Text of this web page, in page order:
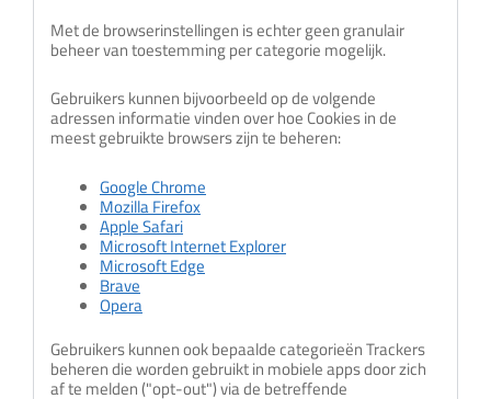
Met de browserinstellingen is echter geen granulair
beheer van toestemming per categorie mogelijk.
Gebruikers kunnen bijvoorbeeld op de volgende
adressen informatie vinden over hoe Cookies in de
meest gebruikte browsers zijn te beheren:
Google Chrome
Mozilla Firefox
Apple Safari
Microsoft Internet Explorer
Microsoft Edge
Brave
Opera
Gebruikers kunnen ook bepaalde categorieën Trackers
beheren die worden gebruikt in mobiele apps door zich
af te melden ("opt-out") via de betreffende